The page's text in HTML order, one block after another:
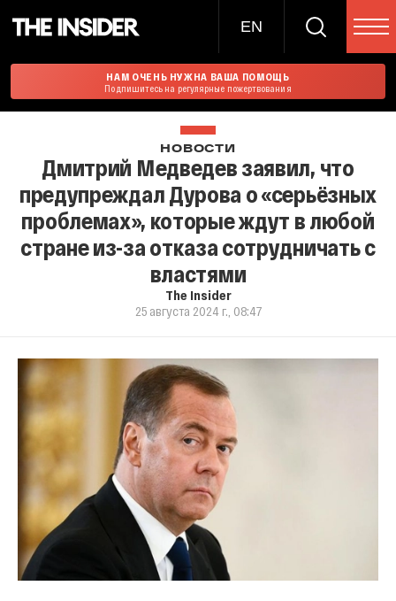
EN
НАМ ОЧЕНЬ НУЖНА ВАША ПОМОЩЬ
Подпишитесь на регулярные пожертвования
НОВОСТИ
Дмитрий Медведев заявил, что
предупреждал Дурова о «серьёзных
проблемах», которые ждут в любой
стране из-за отказа сотрудничать с
властями
The Insider
25 августа 2024 г., 08:47